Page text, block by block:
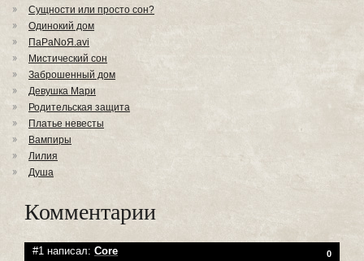
Сущности или просто сон?
Одинокий дом
ПaPaNoЯ.avi
Мистический сон
Заброшенный дом
Девушка Мари
Родительская защита
Платье невесты
Вампиры
Лилия
Душа
Комментарии
#1 написал: Core 0